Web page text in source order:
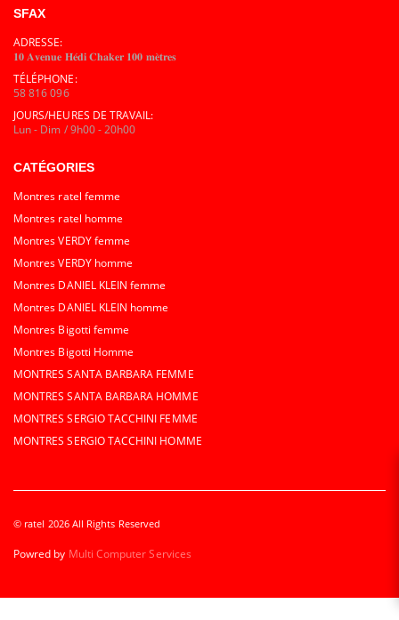
SFAX
ADRESSE:
𝟏𝟎 𝐀𝐯𝐞𝐧𝐮𝐞 𝐇𝐞́𝐝𝐢 𝐂𝐡𝐚𝐤𝐞𝐫 𝟏𝟎𝟎 𝐦𝐞̀𝐭𝐫𝐞𝐬
TÉLÉPHONE:
58 816 096
JOURS/HEURES DE TRAVAIL:
Lun - Dim / 9h00 - 20h00
CATÉGORIES
Montres ratel femme
Montres ratel homme
Montres VERDY femme
Montres VERDY homme
Montres DANIEL KLEIN femme
Montres DANIEL KLEIN homme
Montres Bigotti femme
Montres Bigotti Homme
MONTRES SANTA BARBARA FEMME
MONTRES SANTA BARBARA HOMME
MONTRES SERGIO TACCHINI FEMME
MONTRES SERGIO TACCHINI HOMME
© ratel 2026 All Rights Reserved
Powred by Multi Computer Services